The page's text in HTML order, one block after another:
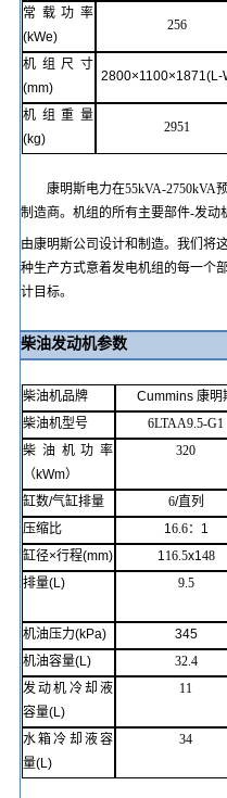
常载功率
(kWe)
256
机组尺寸
(mm)
2800×1100×1871(L-
机组重量
(kg)
2951
康明斯电力在55kVA-2750kVA
制造商。机组的所有主要部件-发
由康明斯公司设计和制造。我们将
种生产方式意着发电机组的每一个
计目标。
柴油发动机参数
柴油机品牌 Cummins 康明
柴油机型号
6LTAA9.5-G1
柴油机功率
（kWm）
320
缸数/气缸排量 6/直列
压缩比
16.6： 1
缸径×行程(mm) 116.5x148
排量(L) 9.5
机油压力(kPa) 345
机油容量(L) 32.4
发动机冷却液
容量(L)
11
水箱冷却液容
量(L)
34